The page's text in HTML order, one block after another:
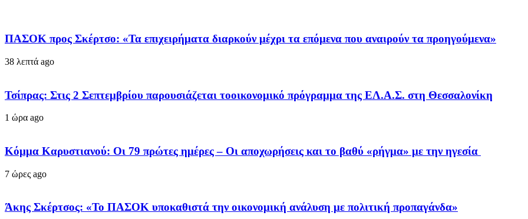
ΠΑΣΟΚ προς Σκέρτσο: «Τα επιχειρήματα διαρκούν μέχρι τα επόμενα που αναιρούν τα προηγούμενα»
38 λεπτά ago
Τσίπρας: Στις 2 Σεπτεμβρίου παρουσιάζεται τοοικονομικό πρόγραμμα της ΕΛ.Α.Σ. στη Θεσσαλονίκη
1 ώρα ago
Κόμμα Καρυστιανού: Οι 79 πρώτες ημέρες – Οι αποχωρήσεις και το βαθύ «ρήγμα» με την ηγεσία
7 ώρες ago
Άκης Σκέρτσος: «Το ΠΑΣΟΚ υποκαθιστά την οικονομική ανάλυση με πολιτική προπαγάνδα»